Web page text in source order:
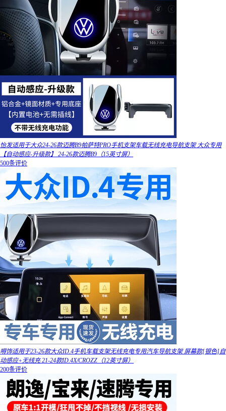
怡发适用于大众24-26款迈腾B9帕萨特PRO手机支架车载无线充电导航支架 大众专用
【自动感应-升级款】 24-26款迈腾B9（15英寸屏）
500条评价
嘚饰适用于23-26款大众ID.4手机车载支架无线充电专用汽车导航支架 屏幕款[银色]自
动感应+无线充 21-24款ID.4X/CROZZ（12英寸屏）
200条评价